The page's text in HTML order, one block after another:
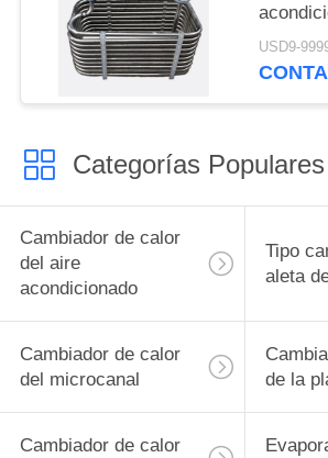
400Kw
Categorías Populares
Cambiador de calor
del aire
acondicionado
Tipo
aleta
Cambiador de calor
del microcanal
de la
Cambiador de calor